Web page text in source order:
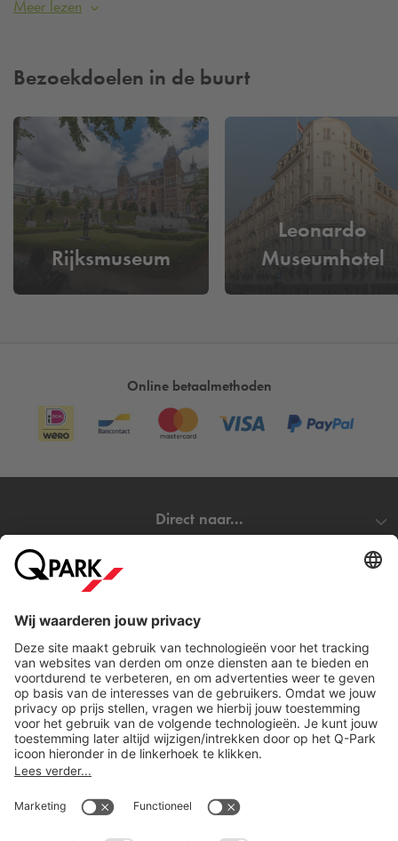
Meer lezen
Bezoekdoelen in de buurt
Rijksmuseum
Leonardo
Museumhotel
Online betaalmethoden
Direct naar...
Copyright